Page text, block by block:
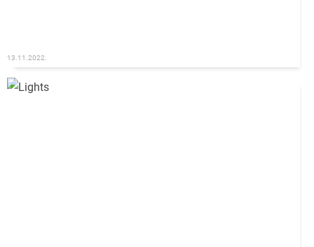
13.11.2022.